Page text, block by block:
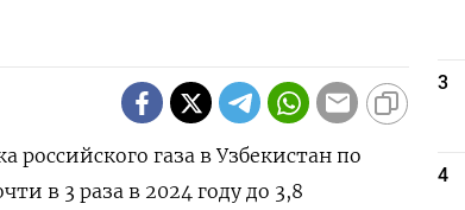
газа в Узбекистан по
в 3 раза в 2024 году до 3,8
3
4